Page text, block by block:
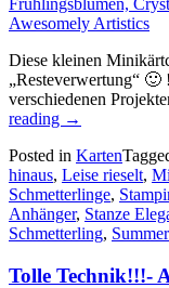
Diese kleinen
„Resteverwertung“ 🙂
verschiedenen
reading „Viele
→
Posted in Karten
hinaus, Leise rieselt,
Schmetterlinge,
Anhänger, Stanze
Schmetterling,
Tolle Technik!!!-